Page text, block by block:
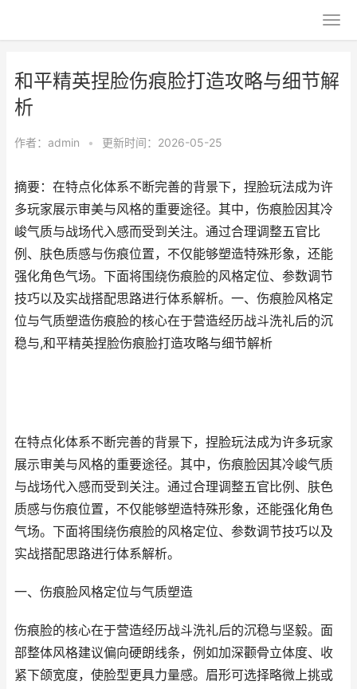
和平精英捏脸伤痕脸打造攻略与细节解
析
作者： admin • 更新时间：2026-05-25
摘要：在特点化体系不断完善的背景下，捏脸玩法成为许
多玩家展示审美与风格的重要途径。其中，伤痕脸因其冷
峻气质与战场代入感而受到关注。通过合理调整五官比
例、肤色质感与伤痕位置，不仅能够塑造特殊形象，还能
强化角色气场。下面将围绕伤痕脸的风格定位、参数调节
技巧以及实战搭配思路进行体系解析。一、伤痕脸风格定
位与气质塑造伤痕脸的核心在于营造经历战斗洗礼后的沉
稳与,和平精英捏脸伤痕脸打造攻略与细节解析
在特点化体系不断完善的背景下，捏脸玩法成为许多玩家
展示审美与风格的重要途径。其中，伤痕脸因其冷峻气质
与战场代入感而受到关注。通过合理调整五官比例、肤色
质感与伤痕位置，不仅能够塑造特殊形象，还能强化角色
气场。下面将围绕伤痕脸的风格定位、参数调节技巧以及
实战搭配思路进行体系解析。
一、伤痕脸风格定位与气质塑造
伤痕脸的核心在于营造经历战斗洗礼后的沉稳与坚毅。面
部整体风格建议偏向硬朗线条，例如加深颧骨立体度、收
紧下颌宽度，使脸型更具力量感。眉形可选择略微上挑或